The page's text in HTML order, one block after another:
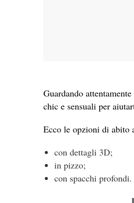
Guardando
chic e sensuali per
Ecco le opzioni di abito
con dettagli 3D;
in pizzo;
con spacchi profondi.